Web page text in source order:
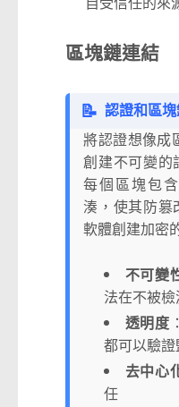
區塊鏈連結
📝 認證和區
將認證想像
創建不可變的
每個區塊包
湊，使其防篡
軟體創建加密
不可變
法在不被
透明度
都可以驗
去中心
任